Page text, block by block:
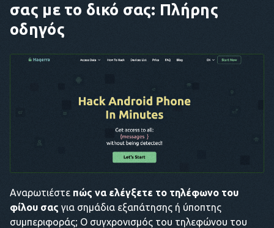
σας με το δικό σας: Πλήρης
οδηγός
Αναρωτιέστε πώς να ελέγξετε το τηλέφωνο του
φίλου σας για σημάδια εξαπάτησης ή ύποπτης
συμπεριφοράς; Ο συγχρονισμός του τηλεφώνου του